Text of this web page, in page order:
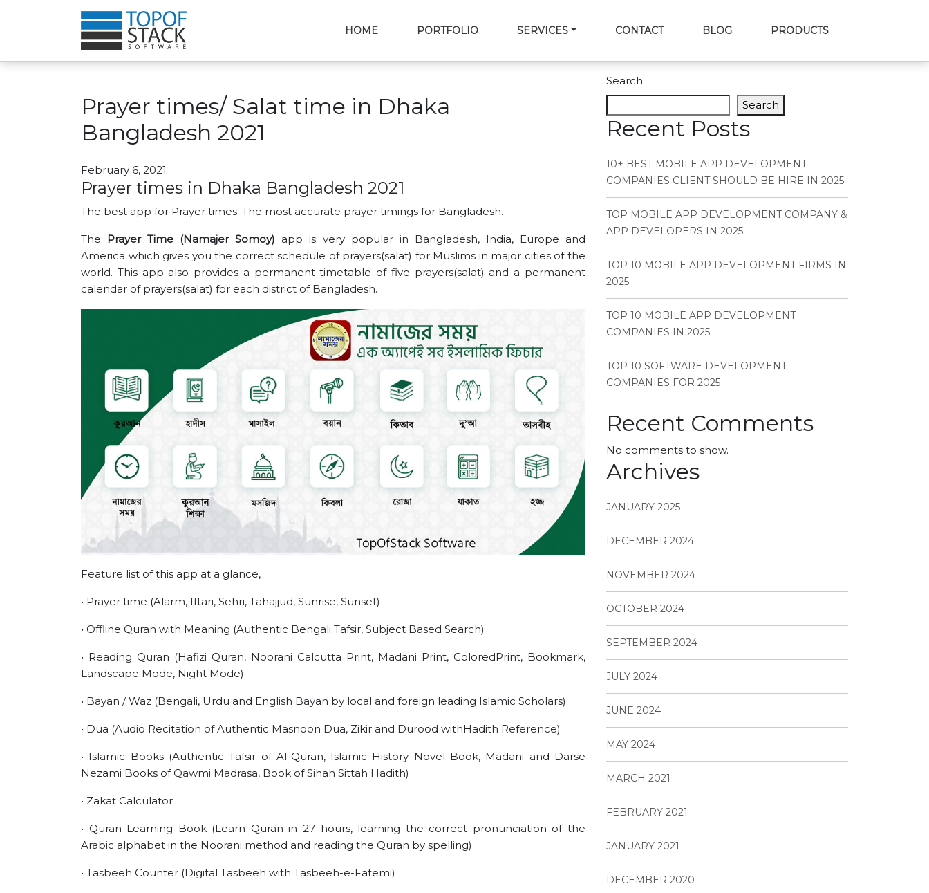
HOME PORTFOLIO SERVICES CONTACT BLOG PRODUCTS
Prayer times/ Salat time in Dhaka
Bangladesh 2021
February 6, 2021
Prayer times in Dhaka Bangladesh 2021
The best app for Prayer times. The most accurate prayer timings for Bangladesh.
The Prayer Time (Namajer Somoy) app is very popular in Bangladesh, India, Europe and
America which gives you the correct schedule of prayers(salat) for Muslims in major cities of the
world. This app also provides a permanent timetable of five prayers(salat) and a permanent
calendar of prayers(salat) for each district of Bangladesh.
Feature list of this app at a glance,
• Prayer time (Alarm, Iftari, Sehri, Tahajjud, Sunrise, Sunset)
• Offline Quran with Meaning (Authentic Bengali Tafsir, Subject Based Search)
• Reading Quran (Hafizi Quran, Noorani Calcutta Print, Madani Print, ColoredPrint, Bookmark,
Landscape Mode, Night Mode)
• Bayan / Waz (Bengali, Urdu and English Bayan by local and foreign leading Islamic Scholars)
• Dua (Audio Recitation of Authentic Masnoon Dua, Zikir and Durood withHadith Reference)
• Islamic Books (Authentic Tafsir of Al-Quran, Islamic History Novel Book, Madani and Darse
Nezami Books of Qawmi Madrasa, Book of Sihah Sittah Hadith)
• Zakat Calculator
• Quran Learning Book (Learn Quran in 27 hours, learning the correct pronunciation of the
Arabic alphabet in the Noorani method and reading the Quran by spelling)
• Tasbeeh Counter (Digital Tasbeeh with Tasbeeh-e-Fatemi)
Search
Search
Recent Posts
10+ BEST MOBILE APP DEVELOPMENT
COMPANIES CLIENT SHOULD BE HIRE IN 2025
TOP MOBILE APP DEVELOPMENT COMPANY &
APP DEVELOPERS IN 2025
TOP 10 MOBILE APP DEVELOPMENT FIRMS IN
2025
TOP 10 MOBILE APP DEVELOPMENT
COMPANIES IN 2025
TOP 10 SOFTWARE DEVELOPMENT
COMPANIES FOR 2025
Recent Comments
No comments to show.
Archives
JANUARY 2025
DECEMBER 2024
NOVEMBER 2024
OCTOBER 2024
SEPTEMBER 2024
JULY 2024
JUNE 2024
MAY 2024
MARCH 2021
FEBRUARY 2021
JANUARY 2021
DECEMBER 2020